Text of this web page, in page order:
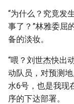
“为什么？究竟发
事了？”林雅委屈
备的淡妆。
“喂？刘世杰快出
动队员，对预测
水6号，也是我现
序的下达部署。